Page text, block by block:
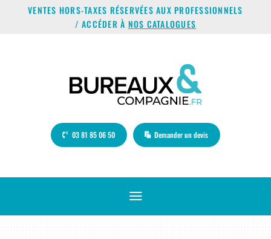
VENTES HORS-TAXES RÉSERVÉES AUX PROFESSIONNELS
/ ACCÉDER À NOS CATALOGUES
03 81 85 06 50 Demander un devis
a